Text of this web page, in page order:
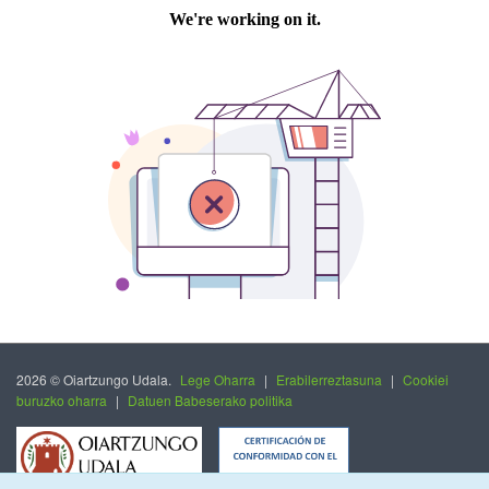
2026 © Oiartzungo Udala. Lege Oharra | Erabilerreztasuna | Cookiei
buruzko oharra | Datuen Babeserako politika